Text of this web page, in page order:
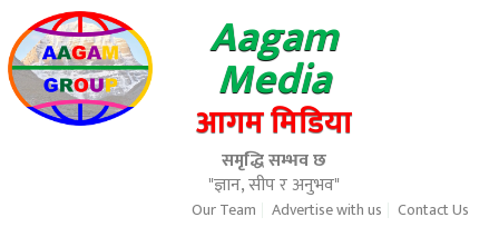
Aagam
Media
आगम मिडिया
समृद्धि सम्भव छ
"ज्ञान, सीप र अनुभव"
Our Team Advertise with us Contact Us